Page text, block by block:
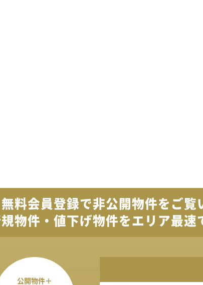
無料会員登録で非公開物件を ご覧
物件・値下げ物件をエリア最速
公開物件＋